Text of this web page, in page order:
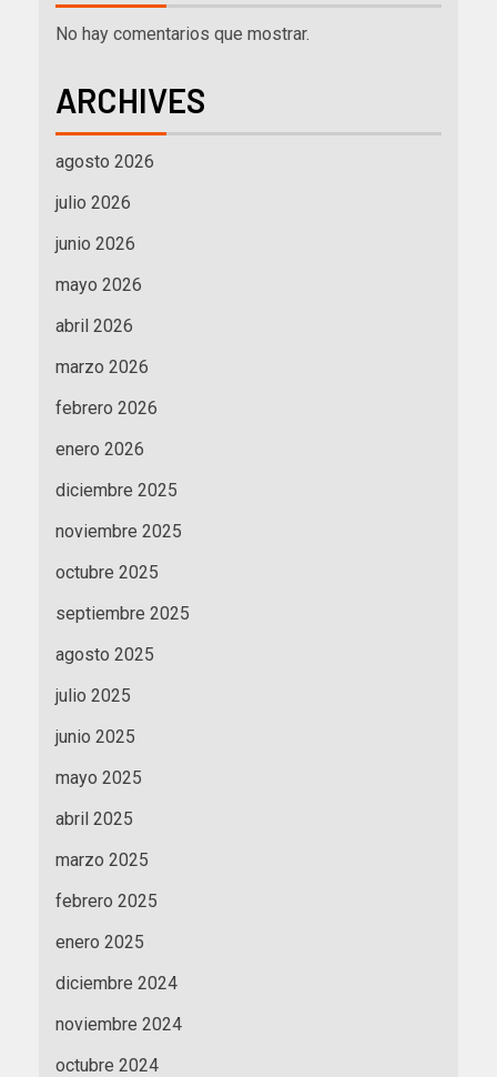
No hay comentarios que mostrar.
ARCHIVES
agosto 2026
julio 2026
junio 2026
mayo 2026
abril 2026
marzo 2026
febrero 2026
enero 2026
diciembre 2025
noviembre 2025
octubre 2025
septiembre 2025
agosto 2025
julio 2025
junio 2025
mayo 2025
abril 2025
marzo 2025
febrero 2025
enero 2025
diciembre 2024
noviembre 2024
octubre 2024